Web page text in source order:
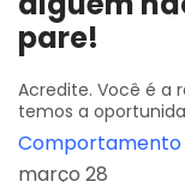
pare!
Acredite. Você é a
temos a
Comportamento
março 28